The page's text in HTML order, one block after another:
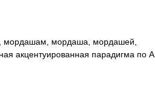
мордаша, мордашей,
акцентуированная парадигма по А.